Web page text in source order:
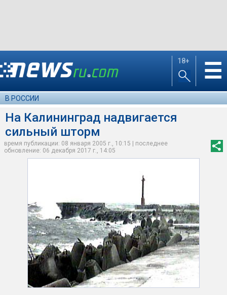
18+ ☰
В РОССИИ
На Калининград надвигается
сильный шторм
время публикации: 08 января 2005 г., 10:15 | последнее
обновление: 06 декабря 2017 г., 14:05